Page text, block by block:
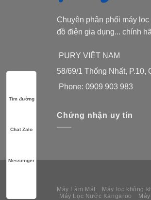
Chuyên phân phối máy
đồ điện gia dụng... chính
PURY VIỆT NAM
58/69/1 Thống Nhất, P.10,
Phone: 0909 903 983
Chứng nhận uy tín
Máy Làm Mát Máy lọc không
Máy Lọc Nước Kangaroo
Tìm đường
Chat Zalo
Messenger